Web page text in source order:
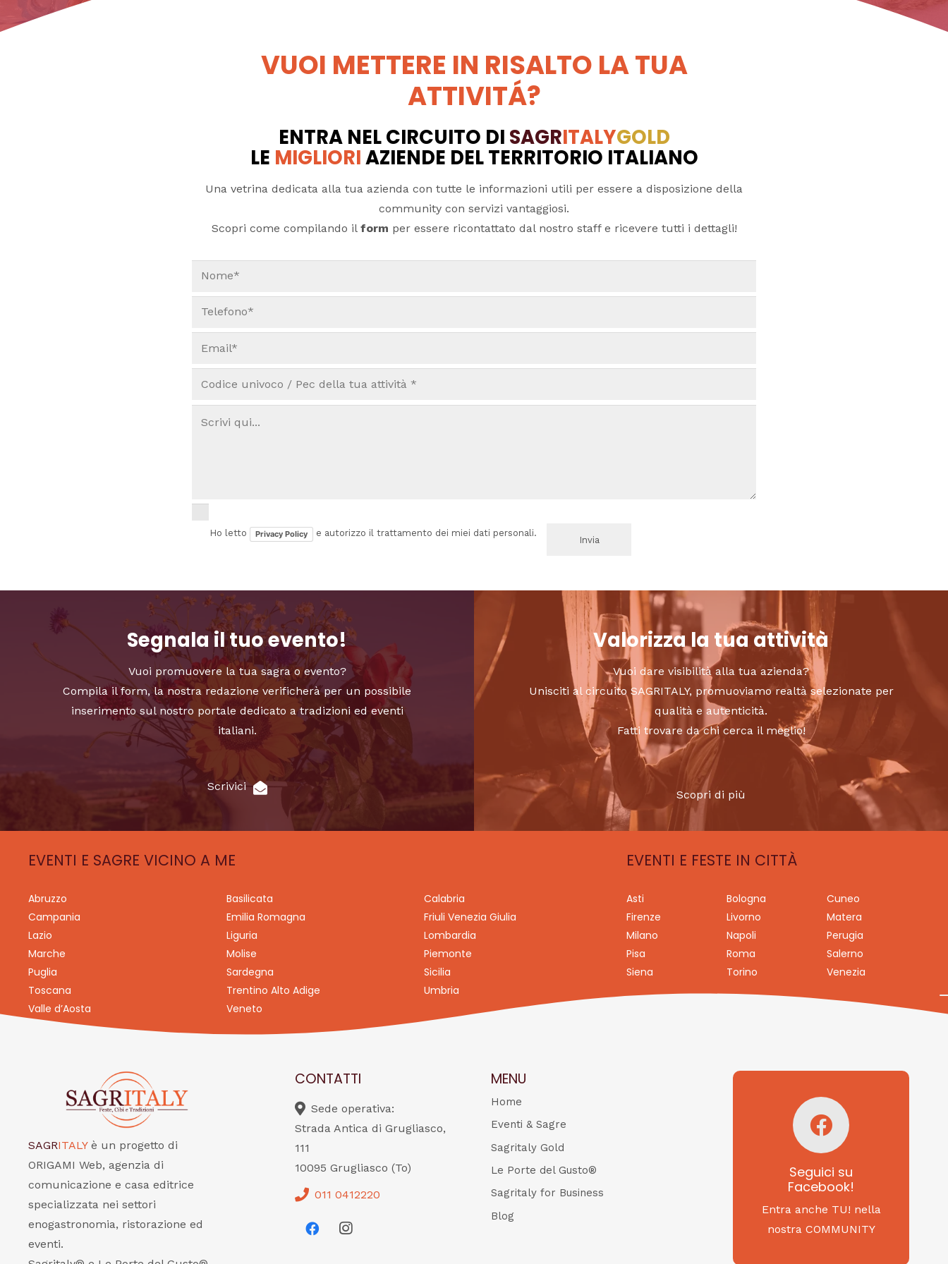
VUOI METTERE IN RISALTO LA TUA
ATTIVITÁ?
ENTRA NEL CIRCUITO DI SAGRITALYGOLD
LE MIGLIORIAZIENDE DEL TERRITORIO ITALIANO
Una vetrina dedicata alla tua azienda con tutte le informazioni utili per essere a disposizione della
community con servizi vantaggiosi.
Scopri come compilando il form per essere ricontattato dal nostro staff e ricevere tutti i dettagli!
Ho letto Privacy Policy e autorizzo il trattamento dei miei dati personali.
Segnala il tuo evento!
Vuoi promuovere la tua sagra o evento?
Compila il form, la nostra redazione verificherà per un possibile
inserimento sul nostro portale dedicato a tradizioni ed eventi
italiani.
Scrivici
Valorizza la tua attività
Vuoi dare visibilità alla tua azienda?
Unisciti al circuito SAGRITALY, promuoviamo realtà selezionate per
qualità e autenticità.
Fatti trovare da chi cerca il meglio!
Scopri di più
EVENTI E SAGRE VICINO A ME
Abruzzo Basilicata
Calabria
Campania
Emilia Romagna
Friuli Venezia Giulia
Lazio
Liguria
Lombardia
Marche
Molise
Piemonte
Puglia
Sardegna
Sicilia
Toscana
Trentino Alto Adige
Umbria
Valle d’Aosta
Veneto
EVENTI E FESTE IN CITTÀ
Asti Bologna
Cuneo
Firenze
Livorno
Matera
Milano
Napoli
Perugia
Pisa
Roma
Salerno
Siena
Torino Venezia
SAGRITALY è un progetto di
ORIGAMI Web, agenzia di
comunicazione e casa editrice
specializzata nei settori
enogastronomia, ristorazione ed
eventi.
CONTATTI
Sede operativa:
Strada Antica di Grugliasco,
111
10095 Grugliasco (To)
011 0412220
MENU
Home
Eventi & Sagre
Sagritaly Gold
Le Porte del Gusto®
Sagritaly for Business
Blog
Seguici su
Facebook!
Entra anche TU! nella
nostra COMMUNITY
Seguici su
Facebook!
SAGRITALY
Feste, cibi e tradizioni
da Nord a Sud...